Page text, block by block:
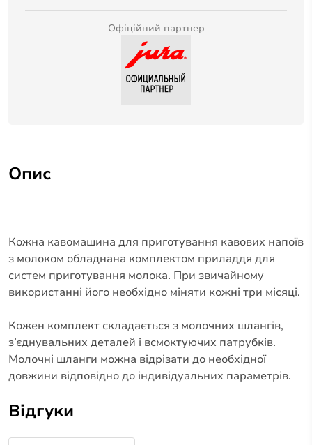
Офіційний партнер
Опис
Кожна кавомашина для приготування кавових напоїв
з молоком обладнана комплектом приладдя для
систем приготування молока. При звичайному
використанні його необхідно міняти кожні три місяці.
Кожен комплект складається з молочних шлангів,
з’єднувальних деталей і всмоктуючих патрубків.
Молочні шланги можна відрізати до необхідної
довжини відповідно до індивідуальних параметрів.
Відгуки